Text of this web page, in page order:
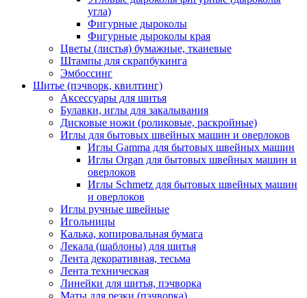
угла)
Фигурные дыроколы
Фигурные дыроколы края
Цветы (листья) бумажные, тканевые
Штампы для скрапбукинга
Эмбоссинг
Шитье (пэчворк, квилтинг)
Аксессуары для шитья
Булавки, иглы для закалывания
Дисковые ножи (роликовые, раскройные)
Иглы для бытовых швейных машин и оверлоков
Иглы Gamma для бытовых швейных машин
Иглы Organ для бытовых швейных машин и
оверлоков
Иглы Schmetz для бытовых швейных машин
и оверлоков
Иглы ручные швейные
Игольницы
Калька, копировальная бумага
Лекала (шаблоны) для шитья
Лента декоративная, тесьма
Лента техническая
Линейки для шитья, пэчворка
Маты для резки (пэчворка)